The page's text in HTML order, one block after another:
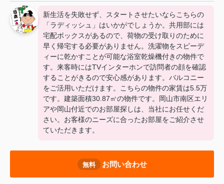
新生活を失敗せず、スタートさせたいならこちらの
「ラディッシュ」はいかがでしょうか。共用部には
宅配ボックスがあるので、荷物の受け取りのために
早く帰宅する必要がありません。洗濯物をスピーデ
ィーに乾かすことが可能な浴室乾燥機付きの物件で
す。来客時にはTVインターホンで訪問者の顔を確認
することがきるので安心感があります。バルコニー
をご活用いただけます。こちらの物件の家賃は5.5万
です。建築面積30.87㎡の物件です。岡山市南区エリ
アや岡山付近でのお部屋探しは、当社にお任せくだ
さい。お客様のニーズに合ったお部屋をご紹介させ
ていただきます。
無料 お問い合わせ